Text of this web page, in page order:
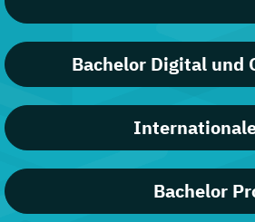
Bachelor Digital und
Bachelor